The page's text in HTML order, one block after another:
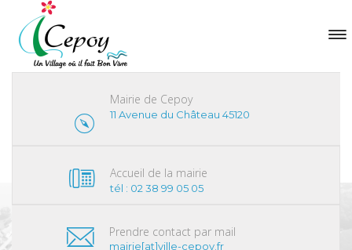
Mairie de Cepoy
11 Avenue du Château 45120
Accueil de la mairie
tél : 02 38 99 05 05
Prendre contact par mail
mairie[at]ville-cepoy.fr